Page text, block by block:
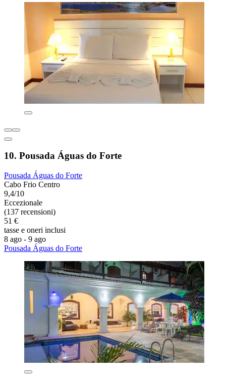
10. Pousada Águas do Forte
Pousada Águas do Forte
Cabo Frio Centro
9,4/10
Eccezionale
(137 recensioni)
51 €
tasse e oneri inclusi
8 ago - 9 ago
Pousada Águas do Forte